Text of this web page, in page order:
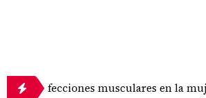
en la mujer?